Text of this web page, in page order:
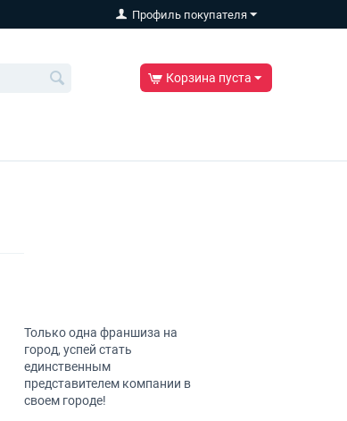
Профиль покупателя
Корзина пуста
Только одна франшиза на
город, успей стать
единственным
представителем компании в
своем городе!